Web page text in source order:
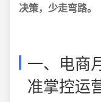
决策，少走弯路。
一、电商
准掌控运